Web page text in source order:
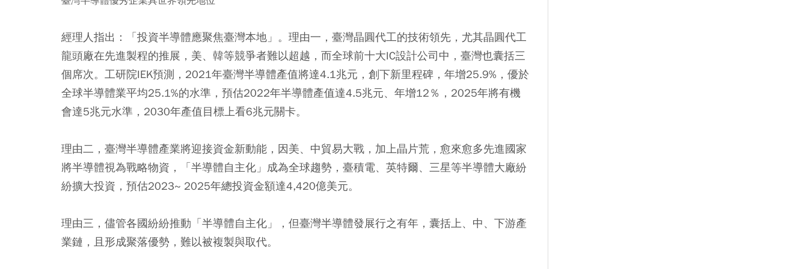
經理人指出：「投資半導體應聚焦臺灣本地」。理由一，臺灣晶圓代工的技術領先，尤其晶圓代工
龍頭廠在先進製程的推展，美、韓等競爭者難以超越，而全球前十大IC設計公司中，臺灣也囊括三
個席次。工研院IEK預測，2021年臺灣半導體產值將達4.1兆元，創下新里程碑，年增25.9%，優於
全球半導體業平均25.1%的水準，預估2022年半導體產值達4.5兆元、年增12％，2025年將有機
會達5兆元水準，2030年產值目標上看6兆元關卡。
理由二，臺灣半導體產業將迎接資金新動能，因美、中貿易大戰，加上晶片荒，愈來愈多先進國家
將半導體視為戰略物資，「半導體自主化」成為全球趨勢，臺積電、英特爾、三星等半導體大廠紛
紛擴大投資，預估2023~ 2025年總投資金額達4,420億美元。
理由三，儘管各國紛紛推動「半導體自主化」，但臺灣半導體發展行之有年，囊括上、中、下游產
業鏈，且形成聚落優勢，難以被複製與取代。